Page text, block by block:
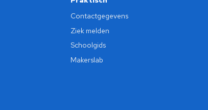
Contactgegevens
Ziek melden
Schoolgids
Makerslab